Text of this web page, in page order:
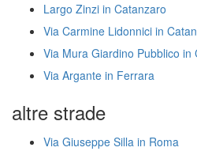
Largo Zinzi in Catanzaro
Via Carmine Lidonnici in
Via Mura Giardino Pubblico in
Via Argante in Ferrara
altre strade
Via Giuseppe Silla in Roma